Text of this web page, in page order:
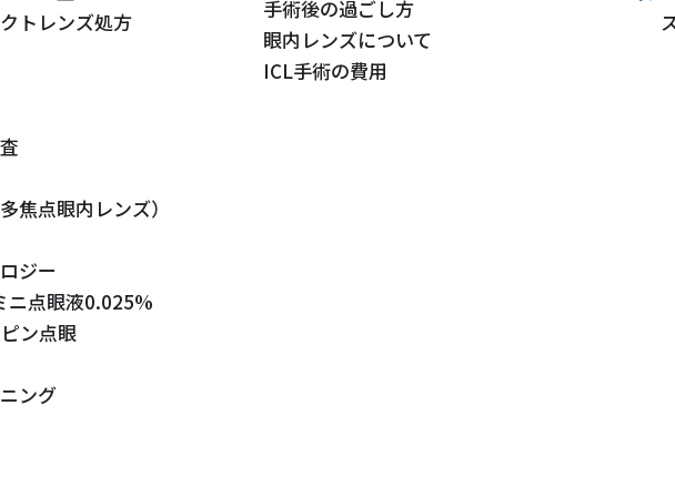
トレンズ処方
焦点眼内レンズ）
ジー
ニ点眼液0.025%
ン点眼
ング
手術後の過ごし方
眼内レンズについて
ICL手術の費用